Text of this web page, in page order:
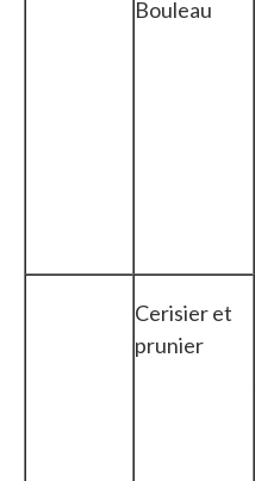
Bouleau
Cerisier et
prunier